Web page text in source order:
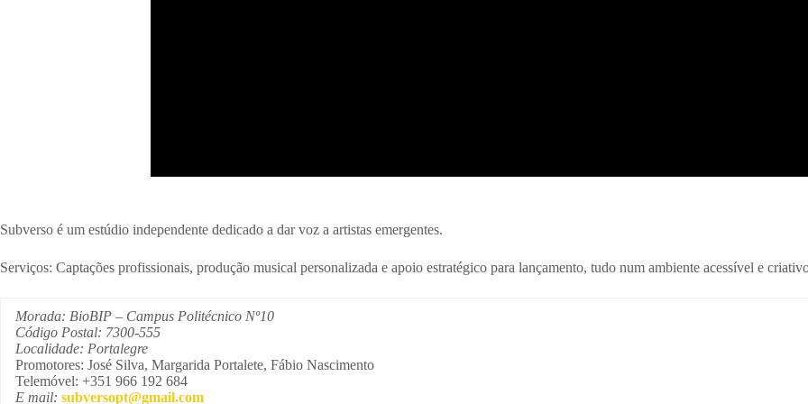
Subverso é um estúdio independente dedicado a dar voz a artistas emergentes.
Serviços: Captações profissionais, produção musical personalizada e apoio estratégico para lançamento, tudo num ambiente acessível e
Morada: BioBIP – Campus Politécnico Nº10
Código Postal: 7300-555
Localidade: Portalegre
Promotores: José Silva, Margarida Portalete, Fábio Nascimento
Telemóvel: +351 966 192 684
E mail: subversopt@gmail.com